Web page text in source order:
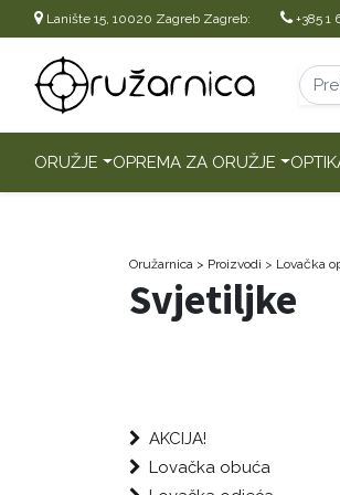
Lanište 15, 10020 Zagreb Zagreb: +385 1
ORUŽJE OPREMA ZA ORUŽJE
Oružarnica > Proizvodi > Lovačka
Svjetiljke
AKCIJA!
Lovačka obuća